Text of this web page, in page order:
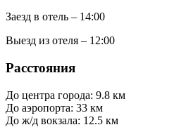
Заезд в отель – 14:00
Выезд из отеля – 12:00
Расстояния
До центра города: 9.8 км
До аэропорта: 33 км
До ж/д вокзала: 12.5 км